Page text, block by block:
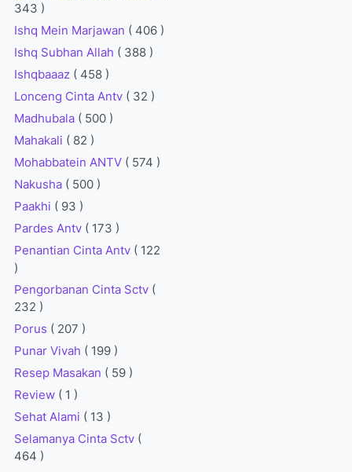
343 )
Ishq Mein Marjawan ( 406 )
Ishq Subhan Allah ( 388 )
Ishqbaaaz ( 458 )
Lonceng Cinta Antv ( 32 )
Madhubala ( 500 )
Mahakali ( 82 )
Mohabbatein ANTV ( 574 )
Nakusha ( 500 )
Paakhi ( 93 )
Pardes Antv ( 173 )
Penantian Cinta Antv ( 122
)
Pengorbanan Cinta Sctv (
232 )
Porus ( 207 )
Punar Vivah ( 199 )
Resep Masakan ( 59 )
Review ( 1 )
Sehat Alami ( 13 )
Selamanya Cinta Sctv (
464 )